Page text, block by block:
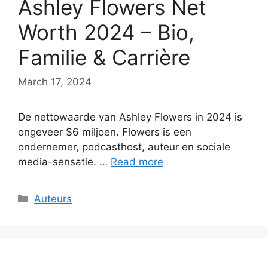
Ashley Flowers Net
Worth 2024 – Bio,
Familie & Carrière
March 17, 2024
De nettowaarde van Ashley Flowers in 2024 is
ongeveer $6 miljoen. Flowers is een
ondernemer, podcasthost, auteur en sociale
media-sensatie. … Read more
Categories
Auteurs